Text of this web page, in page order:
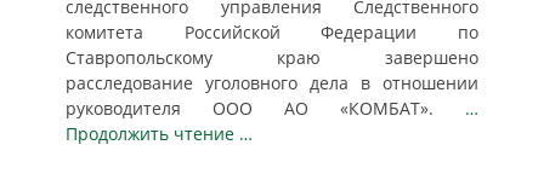
следственного управления Следственного
комитета Российской Федерации по
Ставропольскому краю завершено
расследование уголовного дела в отношении
руководителя ООО АО «КОМБАТ». …
Продолжить чтение …